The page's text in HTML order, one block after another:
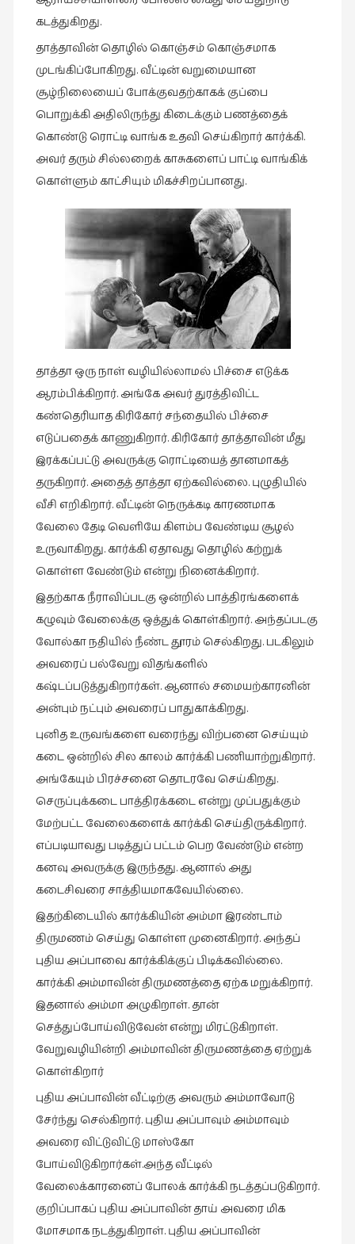
கடத்துகிறது.
தாத்தாவின் தொழில் கொஞ்சம் கொஞ்சமாக
முடங்கிப்போகிறது. வீட்டின் வறுமையான
சூழ்நிலையைப் போக்குவதற்காகக் குப்பை
பொறுக்கி அதிலிருந்து கிடைக்கும் பணத்தைக்
கொண்டு ரொட்டி வாங்க உதவி செய்கிறார் கார்க்கி.
அவர் தரும் சில்லறைக் காசுகளைப் பாட்டி வாங்கிக்
கொள்ளும் காட்சியும் மிகச்சிறப்பானது.
தாத்தா ஒரு நாள் வழியில்லாமல் பிச்சை எடுக்க
ஆரம்பிக்கிறார். அங்கே அவர் துரத்திவிட்ட
கண்தெரியாத கிரிகோர் சந்தையில் பிச்சை
எடுப்பதைக் காணுகிறார். கிரிகோர் தாத்தாவின் மீது
இரக்கப்பட்டு அவருக்கு ரொட்டியைத் தானமாகத்
தருகிறார். அதைத் தாத்தா ஏற்கவில்லை. புழுதியில்
வீசி எறிகிறார். வீட்டின் நெருக்கடி காரணமாக
வேலை தேடி வெளியே கிளம்ப வேண்டிய சூழல்
உருவாகிறது. கார்க்கி ஏதாவது தொழில் கற்றுக்
கொள்ள வேண்டும் என்று நினைக்கிறார்.
இதற்காக நீராவிப்படகு ஒன்றில் பாத்திரங்களைக்
கழுவும் வேலைக்கு ஒத்துக் கொள்கிறார். அந்தப்படகு
வோல்கா நதியில் நீண்ட தூரம் செல்கிறது. படகிலும்
அவரைப் பல்வேறு விதங்களில்
கஷ்டப்படுத்துகிறார்கள். ஆனால் சமையற்காரனின்
அன்பும் நட்பும் அவரைப் பாதுகாக்கிறது.
புனித உருவங்களை வரைந்து விற்பனை செய்யும்
கடை ஒன்றில் சில காலம் கார்க்கி பணியாற்றுகிறார்.
அங்கேயும் பிரச்சனை தொடரவே செய்கிறது.
செருப்புக்கடை பாத்திரக்கடை என்று முப்பதுக்கும்
மேற்பட்ட வேலைகளைக் கார்க்கி செய்திருக்கிறார்.
எப்படியாவது படித்துப் பட்டம் பெற வேண்டும் என்ற
கனவு அவருக்கு இருந்தது. ஆனால் அது
கடைசிவரை சாத்தியமாகவேயில்லை.
இதற்கிடையில் கார்க்கியின் அம்மா இரண்டாம்
திருமணம் செய்து கொள்ள முனைகிறார். அந்தப்
புதிய அப்பாவை கார்க்கிக்குப் பிடிக்கவில்லை.
கார்க்கி அம்மாவின் திருமணத்தை ஏற்க மறுக்கிறார்.
இதனால் அம்மா அழுகிறாள். தான்
செத்துப்போய்விடுவேன் என்று மிரட்டுகிறாள்.
வேறுவழியின்றி அம்மாவின் திருமணத்தை ஏற்றுக்
கொள்கிறார்
புதிய அப்பாவின் வீட்டிற்கு அவரும் அம்மாவோடு
சேர்ந்து செல்கிறார். புதிய அப்பாவும் அம்மாவும்
அவரை விட்டுவிட்டு மாஸ்கோ
போய்விடுகிறார்கள்.அந்த வீட்டில்
வேலைக்காரனைப் போலக் கார்க்கி நடத்தப்படுகிறார்.
குறிப்பாகப் புதிய அப்பாவின் தாய் அவரை மிக
மோசமாக நடத்துகிறாள். புதிய அப்பாவின்